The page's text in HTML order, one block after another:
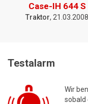
Case-IH 644 S
Traktor, 21.03.2008
Testalarm
Wir
sobald